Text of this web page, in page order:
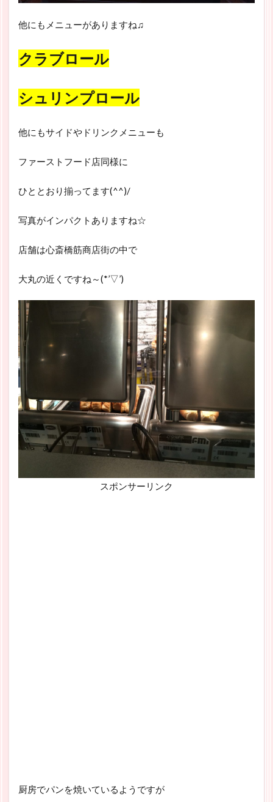
他にもメニューがありますね♫
クラブロール
シュリンプロール
他にもサイドやドリンクメニューも
ファーストフード店同様に
ひととおり揃ってます(^^)/
写真がインパクトありますね☆
店舗は心斎橋筋商店街の中で
大丸の近くですね～(*’▽’)
スポンサーリンク
厨房でパンを焼いているようですが